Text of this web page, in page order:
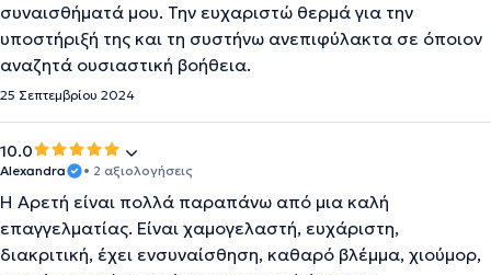
συναισθήματά μου. Την ευχαριστώ θερμά για την
υποστήριξή της και τη συστήνω ανεπιφύλακτα σε όποιον
αναζητά ουσιαστική βοήθεια.
25 Σεπτεμβρίου 2024
10.0
Alexandra • 2 αξιολογήσεις
Η Αρετή είναι πολλά παραπάνω από μια καλή
επαγγελματίας. Είναι χαμογελαστή, ευχάριστη,
διακριτική, έχει ενσυναίσθηση, καθαρό βλέμμα, χιούμορ,